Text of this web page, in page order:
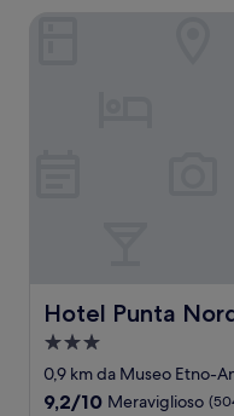
Hotel Punta
Hotel Punta Nord -
Struttura
a
3.0
0,9 km da Museo Etno-
9.2
9,2/10 Meraviglioso